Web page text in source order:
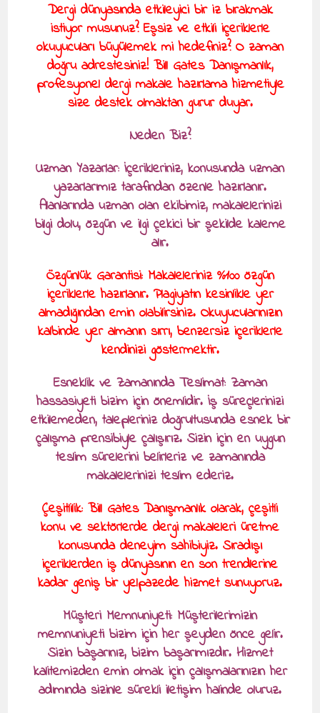
Dergi dünyasında etkileyici bir iz bırakmak
istiyor musunuz? Eşsiz ve etkili içeriklerle
okuyucuları büyülemek mi hedefiniz? O zaman
doğru adrestesiniz! Bill Gates Danışmanlık,
profesyonel dergi makale hazırlama hizmetiyle
size destek olmaktan gurur duyar.
Neden Biz?
Uzman Yazarlar: İçerikleriniz, konusunda uzman
yazarlarımız tarafından özenle hazırlanır.
Alanlarında uzman olan ekibimiz, makalelerinizi
bilgi dolu, özgün ve ilgi çekici bir şekilde kaleme
alır.
Özgünlük Garantisi: Makaleleriniz %100 özgün
içeriklerle hazırlanır. Plagiyatın kesinlikle yer
almadığından emin olabilirsiniz. Okuyucularınızın
kalbinde yer almanın sırrı, benzersiz içeriklerle
kendinizi göstermektir.
Esneklik ve Zamanında Teslimat: Zaman
hassasiyeti bizim için önemlidir. İş süreçlerinizi
etkilemeden, talepleriniz doğrultusunda esnek bir
çalışma prensibiyle çalışırız. Sizin için en uygun
teslim sürelerini belirleriz ve zamanında
makalelerinizi teslim ederiz.
Çeşitlilik: Bill Gates Danışmanlık olarak, çeşitli
konu ve sektörlerde dergi makaleleri üretme
konusunda deneyim sahibiyiz. Sıradışı
içeriklerden iş dünyasının en son trendlerine
kadar geniş bir yelpazede hizmet sunuyoruz.
Müşteri Memnuniyeti: Müşterilerimizin
memnuniyeti bizim için her şeyden önce gelir.
Sizin başarınız, bizim başarımızdır. Hizmet
kalitemizden emin olmak için çalışmalarınızın her
adımında sizinle sürekli iletişim halinde oluruz.